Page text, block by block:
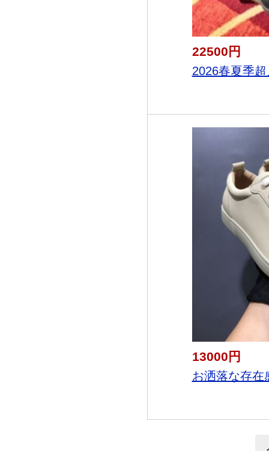
22500円
2026春夏季
13000円
お洒落な存在